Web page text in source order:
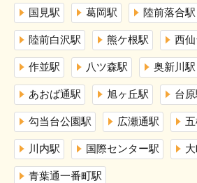
国見駅 葛岡駅 陸前落合駅
陸前白沢駅 熊ケ根駅 西
作並駅 八ツ森駅 奥新川駅
あおば通駅 旭ヶ丘駅 台
勾当台公園駅 広瀬通駅
川内駅 国際センター駅
青葉通一番町駅